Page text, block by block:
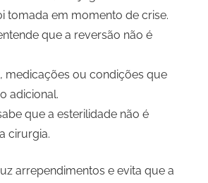
tomada em momento de crise.
que a reversão não é
medicações ou condições que
adicional.
que a esterilidade não é
cirurgia.
arrependimentos e evita que a